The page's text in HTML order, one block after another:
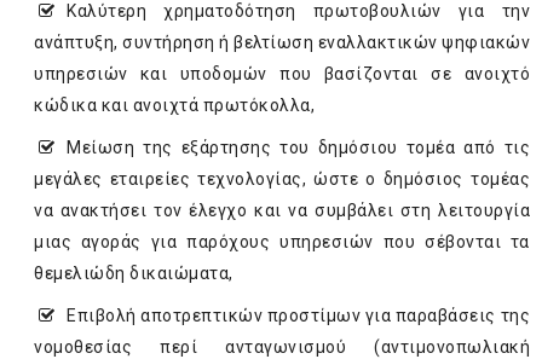
Καλύτερη χρηματοδότηση πρωτοβουλιών για την
ανάπτυξη, συντήρηση ή βελτίωση εναλλακτικών ψηφιακών
υπηρεσιών και υποδομών που βασίζονται σε ανοιχτό
κώδικα και ανοιχτά πρωτόκολλα,
Μείωση της εξάρτησης του δημόσιου τομέα από τις
μεγάλες εταιρείες τεχνολογίας, ώστε ο δημόσιος τομέας
να ανακτήσει τον έλεγχο και να συμβάλει στη λειτουργία
μιας αγοράς για παρόχους υπηρεσιών που σέβονται τα
θεμελιώδη δικαιώματα,
Επιβολή αποτρεπτικών προστίμων για παραβάσεις της
νομοθεσίας περί ανταγωνισμού (αντιμονοπωλιακή